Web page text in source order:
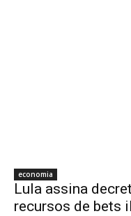
economia
Lula assina
recursos de bets